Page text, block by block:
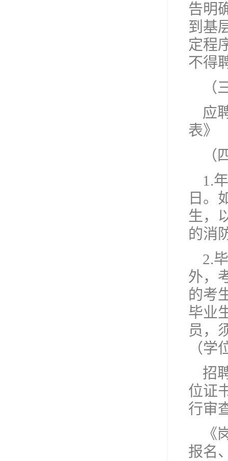
告明
到基
定程
不得
（
应
表》
（
1.
日。
生，
的消
2.
外，
的考
毕业
员，
（学
招
位证
行审
《
报名